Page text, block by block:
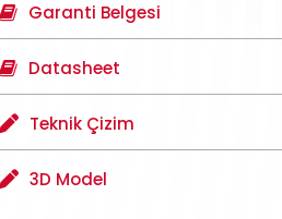
Garanti Belgesi
Datasheet
Teknik Çizim
3D Model